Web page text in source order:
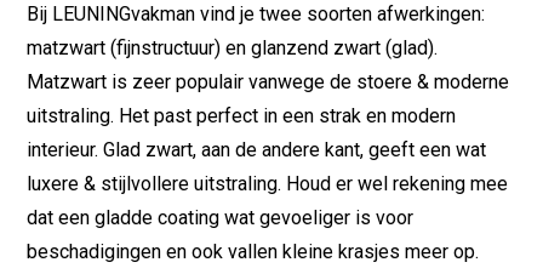
Bij LEUNINGvakman vind je twee soorten afwerkingen:
matzwart (fijnstructuur) en glanzend zwart (glad).
Matzwart is zeer populair vanwege de stoere & moderne
uitstraling. Het past perfect in een strak en modern
interieur. Glad zwart, aan de andere kant, geeft een wat
luxere & stijlvollere uitstraling. Houd er wel rekening mee
dat een gladde coating wat gevoeliger is voor
beschadigingen en ook vallen kleine krasjes meer op.